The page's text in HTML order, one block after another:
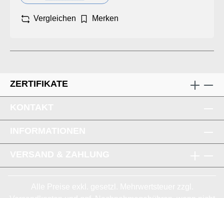
Vergleichen Merken
ZERTIFIKATE